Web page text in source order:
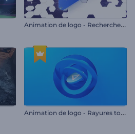
A
nimation de logo - Recherche sur le web
A
nimation de logo - Rayures tournantes